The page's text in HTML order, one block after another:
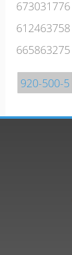
673031776
612463758
665863275
920-500-5